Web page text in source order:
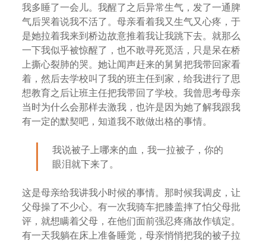
我多睡了一会儿。我醒了之后异常生气，发了一通脾
气后哭着说我不活了。母亲看着我又生气又心疼，于
是她拉着我来到桥边故意推着我让我跳下去。就那么
一下我似乎被惊醒了，也不敢寻死觅活，只是呆在桥
上撕心裂肺的哭。她让闻声赶来的舅舅把我带回家看
着，然后去学校叫了我的班主任到家，给我进行了思
想教育之后让班主任把我带回了学校。我曾思考母亲
当时为什么会那样去激我，也许是因为她了解我跟我
有一定的默契吧，知道我不敢做出格的事情。
我说被子上哪来的血，我一拉被子，你的
眼泪就下来了。
这是母亲给我讲我小时候的事情。那时候我调皮，让
父母操了不少心。有一次我骑车把膝盖摔了怕父母批
评，就想瞒着父母，在他们面前强忍疼痛故作镇定。
有一天我躺在床上准备睡觉，母亲悄悄把我的被子拉